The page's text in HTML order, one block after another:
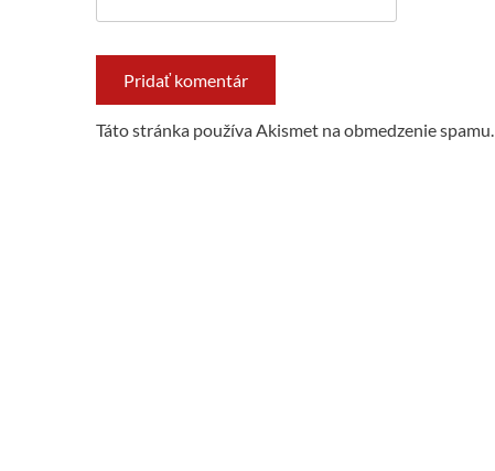
Táto stránka používa Akismet na obmedzenie spamu.